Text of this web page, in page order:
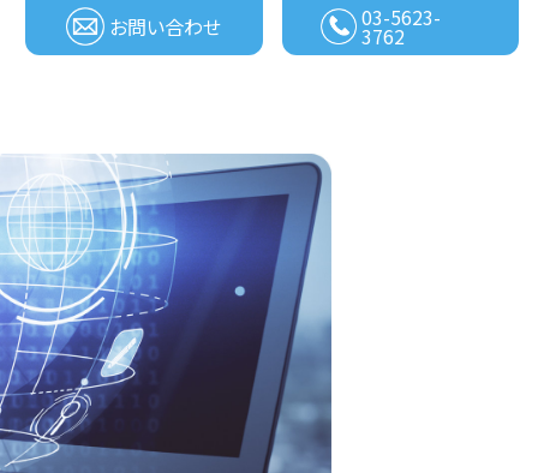
お問い合わせ 03-5623-
3762